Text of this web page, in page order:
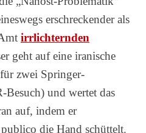
erschreckender als
irrlichternden
geht auf eine iranische
zwei Springer-
Besuch) und wertet das
auf, indem er
die Hand schüttelt.